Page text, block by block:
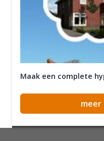
Maak een complete